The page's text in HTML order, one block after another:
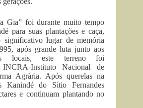
Gia” foi durante muito tempo
para suas plantações e caça,
significativo lugar de memória
após grande luta junto aos
locais, este terreno foi
INCRA-Instituto Nacional de
Agrária. Após querelas na
Kanindé do Sítio Fernandes
e continuam plantando no